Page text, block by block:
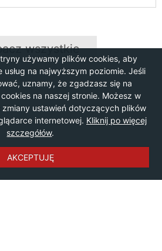
używamy plików cookies, aby
na najwyższym poziomie. Jeśli
uznamy, że zgadzasz się na
na naszej stronie. Możesz w
ustawień dotyczących plików
internetowej. Kliknij po więcej
szczegółów.
AKCEPTUJĘ
wszystkie